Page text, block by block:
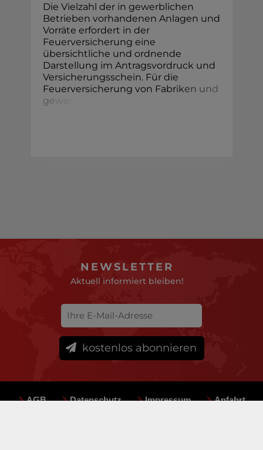
Die Vielzahl der in gewerblichen
Betrieben vorhandenen Anlagen und
Vorräte erfordert in der
Feuerversicherung eine
übersichtliche und ordnende
Darstellung im Antragsvordruck und
Versicherungsschein. Für die
Feuerversicherung von Fabriken und
gew
NEWSLETTER
Aktuell informiert bleiben!
kostenlos abonnieren
AGB Datenschutz Impressum
Anfahrt